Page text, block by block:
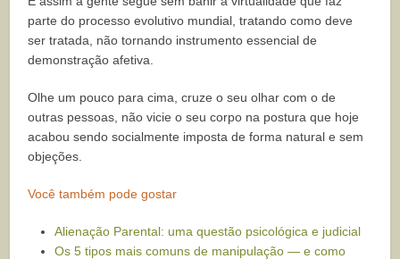
parte do processo evolutivo mundial, tratando como deve
ser tratada, não tornando instrumento essencial de
demonstração afetiva.
Olhe um pouco para cima, cruze o seu olhar com o de
outras pessoas, não vicie o seu corpo na postura que hoje
acabou sendo socialmente imposta de forma natural e sem
objeções.
Você também pode gostar
Alienação Parental: uma questão psicológica e judicial
Os 5 tipos mais comuns de manipulação — e como